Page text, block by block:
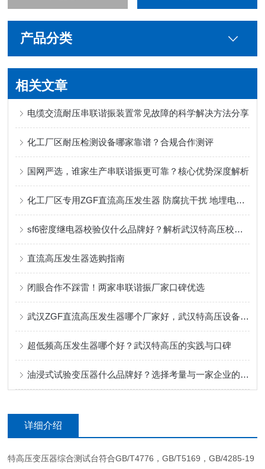
产品分类
相关文章
电缆交流耐压串联谐振装置常见故障的科学解决方法分享
化工厂区耐压检测设备哪家靠谱？合规合作测评
国网严选，谁家生产串联谐振更可靠？核心优势深度解析
化工厂区专用ZGF直流高压发生器 防腐抗干扰 地埋电缆防雷检测专用
sf6密度继电器校验仪什么品牌好？解析武汉特高压校验仪的实用功能
直流高压发生器选购指南
闭眼合作不踩雷！两家串联谐振厂家口碑优选
武汉ZGF直流高压发生器哪个厂家好，武汉特高压设备化工复杂工况适配分析
超低频高压发生器哪个好？武汉特高压的实践与口碑
油浸式试验变压器什么品牌好？选择考量与一家企业的产品实践
详细介绍
特高压变压器综合测试台符合GB/T4776，GB/T5169，GB/4285-19